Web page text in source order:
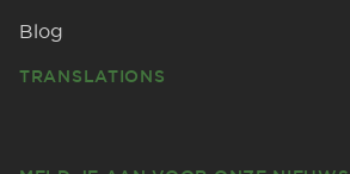
Blog
TRANSLATIONS